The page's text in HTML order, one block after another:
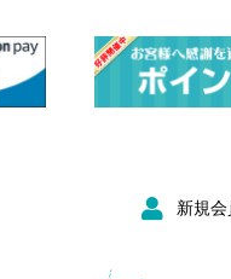
新規